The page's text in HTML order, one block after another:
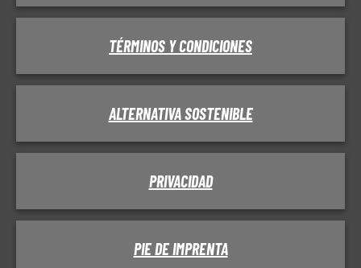
TÉRMINOS Y CONDICIONES
ALTERNATIVA SOSTENIBLE
PRIVACIDAD
PIE DE IMPRENTA